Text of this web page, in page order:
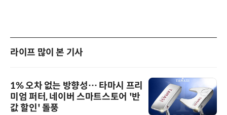
라이프 많이 본 기사
1% 오차 없는 방향성… 타마시 프리
미엄 퍼터, 네이버 스마트스토어 '반
값 할인' 돌풍